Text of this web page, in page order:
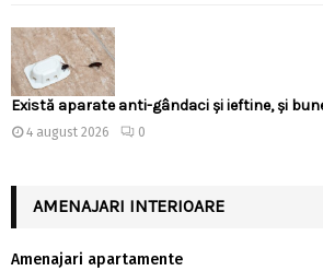
Există aparate anti-gândaci și ieftine, și
4 august 2026 0
AMENAJARI INTERIOARE
Amenajari apartamente